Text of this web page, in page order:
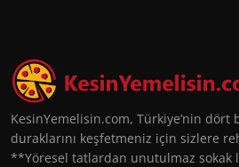
KesinYemelisin.com, Türkiye’nin dört
duraklarını keşfetmeniz için sizlere
**Yöresel tatlardan unutulmaz sokak